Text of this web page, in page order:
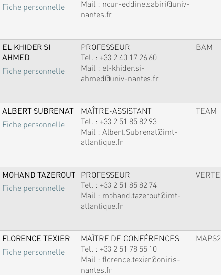
Fiche personnelle
Mail : nour-eddine.sabiri@univ-
nantes.fr
EL KHIDER SI
AHMED
Fiche personnelle
PROFESSEUR
Tel. : +33 2 40 17 26 60
Mail : el-khider.si-
ahmed@univ-nantes.fr
BAM
ALBERT SUBRENAT
Fiche personnelle
MAÎTRE-ASSISTANT
Tel. : +33 2 51 85 82 93
Mail : Albert.Subrenat@imt-
atlantique.fr
TEAM
MOHAND TAZEROUT
Fiche personnelle
PROFESSEUR
Tel. : +33 2 51 85 82 74
Mail : mohand.tazerout@imt-
atlantique.fr
VERTE
FLORENCE TEXIER
Fiche personnelle
MAÎTRE DE CONFÉRENCES
Tel. : +33 2 51 78 55 10
Mail : florence.texier@oniris-
nantes.fr
MAPS2